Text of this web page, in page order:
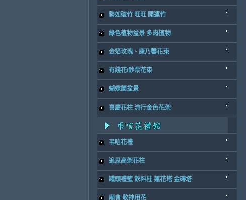
勢如破竹 旺旺 開運竹
綠色植物盆景 多肉植物
金箔玫瑰、康乃馨花束
有錢花/鈔票花束
蝴蝶蘭盆景
喜慶花柱 流行金色花架
弔唁花禮
追思高架花柱
罐頭禮籃 飲料柱 蓮花塔 金磚塔
廟會 敬神用花